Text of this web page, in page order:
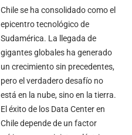
Chile se ha consolidado como el
epicentro tecnológico de
Sudamérica. La llegada de
gigantes globales ha generado
un crecimiento sin precedentes,
pero el verdadero desafío no
está en la nube, sino en la tierra.
El éxito de los Data Center en
Chile depende de un factor